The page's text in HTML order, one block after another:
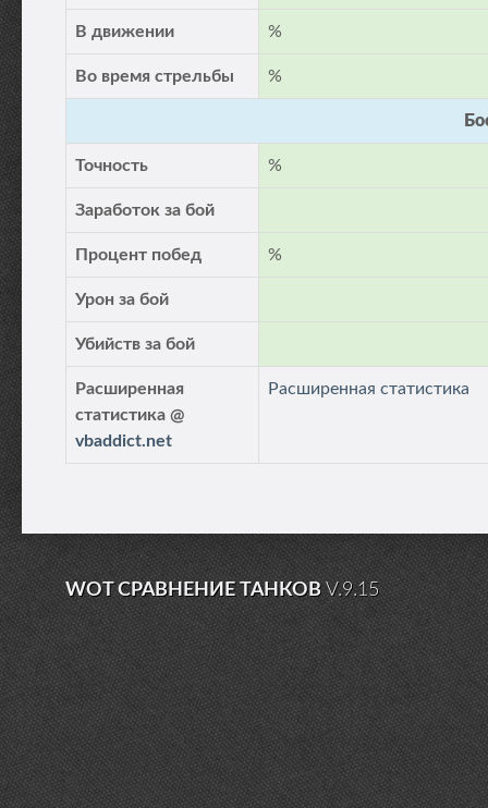
В движении %
Во время стрельбы %
Точность %
Заработок за бой
Процент побед %
Урон за бой
Убийств за бой
Расширенная
статистика @
vbaddict.net
Расширенная статистика
WOT СРАВНЕНИЕ ТАНКОВV.9.15